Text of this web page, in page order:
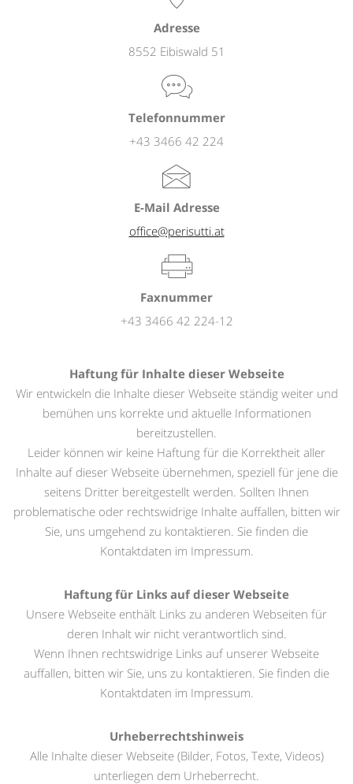
Adresse
8552 Eibiswald 51
Telefonnummer
+43 3466 42 224
E-Mail Adresse
office@perisutti.at
Faxnummer
+43 3466 42 224-12
Haftung für Inhalte dieser Webseite
Wir entwickeln die Inhalte dieser Webseite ständig weiter und
bemühen uns korrekte und aktuelle Informationen
bereitzustellen.
Leider können wir keine Haftung für die Korrektheit aller
Inhalte auf dieser Webseite übernehmen, speziell für jene die
seitens Dritter bereitgestellt werden. Sollten Ihnen
problematische oder rechtswidrige Inhalte auffallen, bitten wir
Sie, uns umgehend zu kontaktieren. Sie finden die
Kontaktdaten im Impressum.
Haftung für Links auf dieser Webseite
Unsere Webseite enthält Links zu anderen Webseiten für
deren Inhalt wir nicht verantwortlich sind.
Wenn Ihnen rechtswidrige Links auf unserer Webseite
auffallen, bitten wir Sie, uns zu kontaktieren. Sie finden die
Kontaktdaten im Impressum.
Urheberrechtshinweis
Alle Inhalte dieser Webseite (Bilder, Fotos, Texte, Videos)
unterliegen dem Urheberrecht.